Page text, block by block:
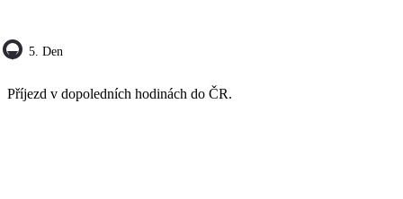
5. Den
Příjezd v dopoledních hodinách do ČR.